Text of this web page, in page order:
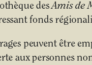
desAmis de
fonds
peuvent être
aux personnes